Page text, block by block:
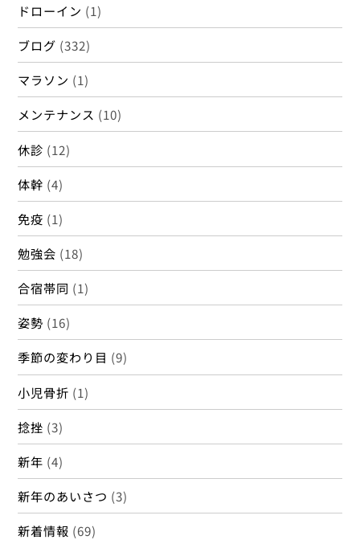
ドローイン (1)
ブログ (332)
マラソン (1)
メンテナンス (10)
休診 (12)
体幹 (4)
免疫 (1)
勉強会 (18)
合宿帯同 (1)
姿勢 (16)
季節の変わり目 (9)
小児骨折 (1)
捻挫 (3)
新年 (4)
新年のあいさつ (3)
新着情報 (69)